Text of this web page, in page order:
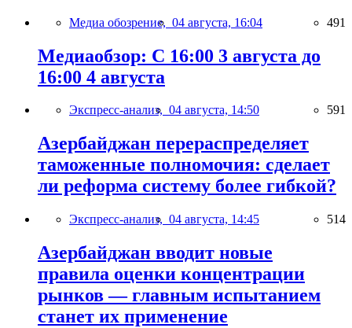
Медиа обозрение, 04 августа, 16:04 491
Медиаобзор: С 16:00 3 августа до
16:00 4 августа
Экспресс-анализ, 04 августа, 14:50 591
Азербайджан перераспределяет
таможенные полномочия: сделает
ли реформа систему более гибкой?
Экспресс-анализ, 04 августа, 14:45 514
Азербайджан вводит новые
правила оценки концентрации
рынков — главным испытанием
станет их применение